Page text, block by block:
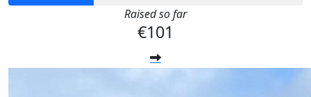
Raised so far
€101